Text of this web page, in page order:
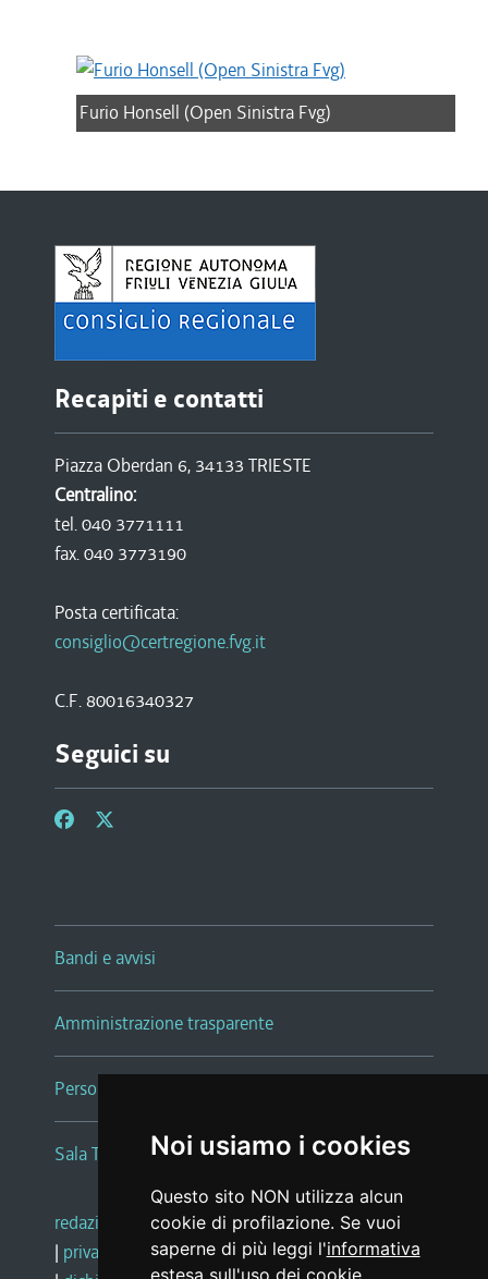
Noi usiamo i cookies
Questo sito NON utilizza alcun
cookie di profilazione. Se vuoi
saperne di più leggi l'informativa
estesa sull'uso dei cookie.
Furio Honsell (Open Sinistra Fvg)
Recapiti e contatti
Piazza Oberdan 6, 34133 TRIESTE
Centralino:
tel. 040 3771111
fax. 040 3773190
Posta certificata:
consiglio@certregione.fvg.it
C.F. 80016340327
Seguici su
Bandi e avvisi
Amministrazione trasparente
Persone e Uffici
Sala Tiziano Tessitori
redazione web |note legali |glossario
| privacy
social media policy